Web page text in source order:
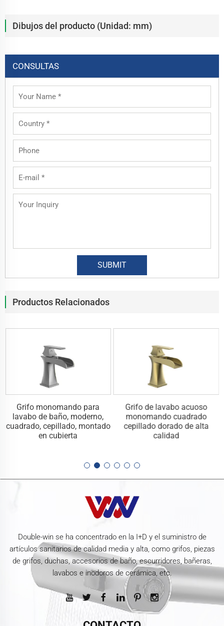
Dibujos del producto (Unidad: mm)
CONSULTAS
Productos Relacionados
Grifo monomando para
lavabo de baño, moderno,
cuadrado, cepillado, montado
en cubierta
Grifo de lavabo acuoso
monomando cuadrado
cepillado dorado de alta
calidad
Double-win se ha concentrado en la I+D y el suministro de
artículos sanitarios de calidad media y alta, como grifos, piezas
de grifos, duchas, accesorios de baño, escurridores, bañeras,
lavabos e inodoros de cerámica, etc.